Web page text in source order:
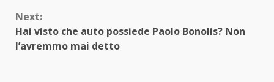
Next:
Hai visto che auto possiede Paolo Bonolis? Non
l’avremmo mai detto